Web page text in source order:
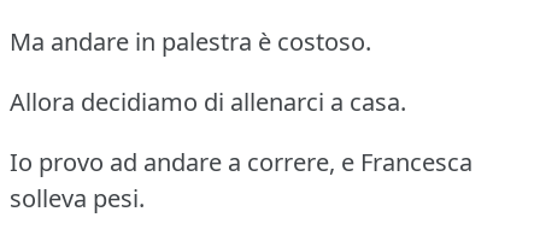
Ma andare in palestra è costoso.
Allora decidiamo di allenarci a casa.
Io provo ad andare a correre, e Francesca
solleva pesi.